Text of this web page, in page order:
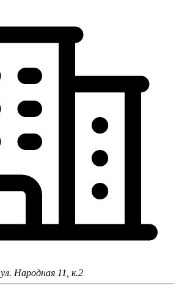
ул. Народная 11, к.2